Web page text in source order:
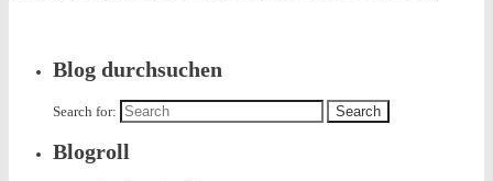
Blog durchsuchen
Search for:
Blogroll